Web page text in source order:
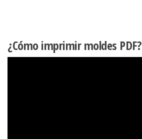
¿Cómo imprimir moldes PDF?